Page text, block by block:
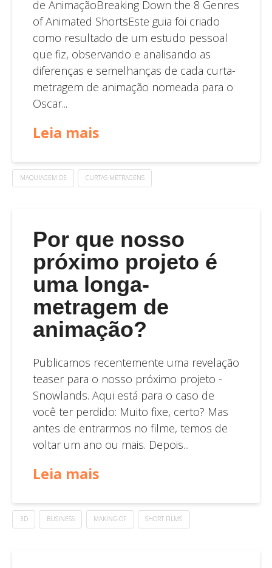
de AnimaçãoBreaking Down the 8 Genres
of Animated ShortsEste guia foi criado
como resultado de um estudo pessoal
que fiz, observando e analisando as
diferenças e semelhanças de cada curta-
metragem de animação nomeada para o
Oscar...
Leia mais
MAQUIAGEM DE CURTAS-METRAGENS
Por que nosso
próximo projeto é
uma longa-
metragem de
animação?
Publicamos recentemente uma revelação
teaser para o nosso próximo projeto -
Snowlands. Aqui está para o caso de
você ter perdido: Muito fixe, certo? Mas
antes de entrarmos no filme, temos de
voltar um ano ou mais. Depois...
Leia mais
3D BUSINESS MAKING-OF SHORT FILMS